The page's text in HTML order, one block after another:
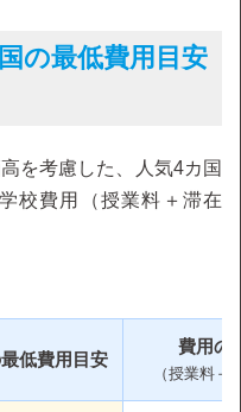
の最低費用目安
を考慮した、人気4カ国
校費用（授業料＋滞在
低費用目安
費用の
（授業料＋